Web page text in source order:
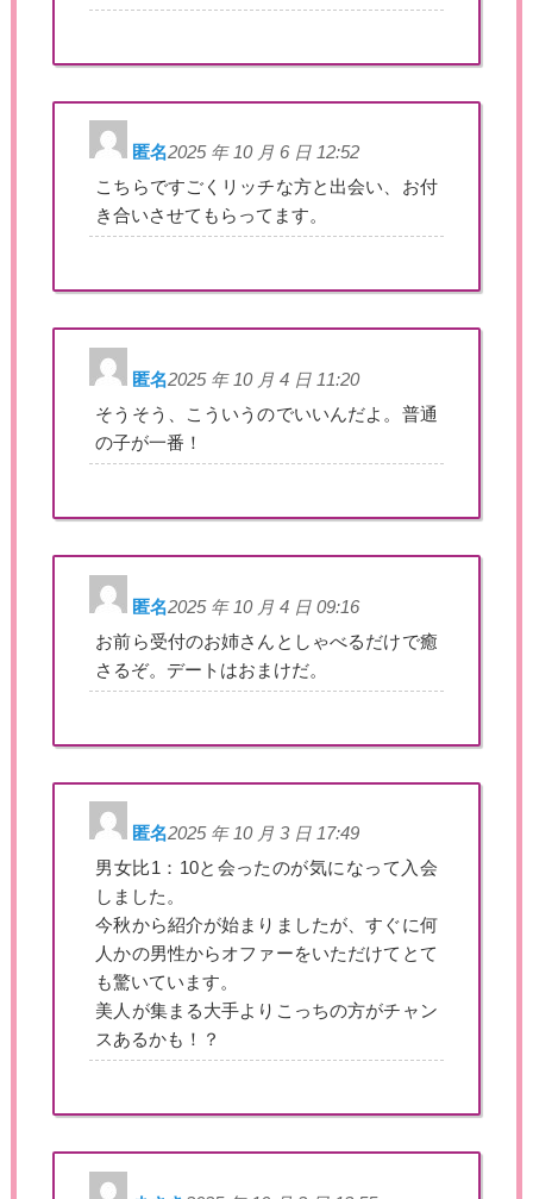
匿名2025 年 10 月 6 日 12:52
こちらですごくリッチな方と出会い、お付
き合いさせてもらってます。
匿名2025 年 10 月 4 日 11:20
そうそう、こういうのでいいんだよ。普通
の子が一番！
匿名2025 年 10 月 4 日 09:16
お前ら受付のお姉さんとしゃべるだけで癒
さるぞ。デートはおまけだ。
匿名2025 年 10 月 3 日 17:49
男女比1：10と会ったのが気になって入会
しました。
今秋から紹介が始まりましたが、すぐに何
人かの男性からオファーをいただけてとて
も驚いています。
美人が集まる大手よりこっちの方がチャン
スあるかも！？